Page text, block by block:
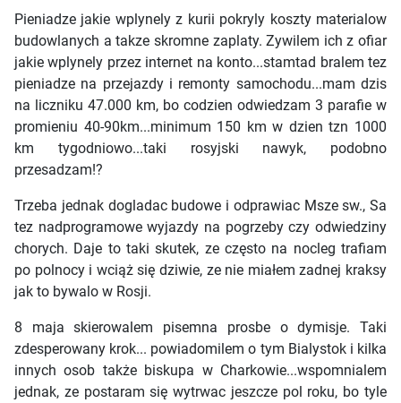
Pieniadze jakie wplynely z kurii pokryly koszty materialow
budowlanych a takze skromne zaplaty. Zywilem ich z ofiar
jakie wplynely przez internet na konto...stamtad bralem tez
pieniadze na przejazdy i remonty samochodu...mam dzis
na liczniku 47.000 km, bo codzien odwiedzam 3 parafie w
promieniu 40-90km...minimum 150 km w dzien tzn 1000
km tygodniowo...taki rosyjski nawyk, podobno
przesadzam!?
Trzeba jednak dogladac budowe i odprawiac Msze sw., Sa
tez nadprogramowe wyjazdy na pogrzeby czy odwiedziny
chorych. Daje to taki skutek, ze często na nocleg trafiam
po polnocy i wciąż się dziwie, ze nie miałem zadnej kraksy
jak to bywalo w Rosji.
8 maja skierowalem pisemna prosbe o dymisje. Taki
zdesperowany krok... powiadomilem o tym Bialystok i kilka
innych osob także biskupa w Charkowie...wspomnialem
jednak, ze postaram się wytrwac jeszcze pol roku, bo tyle